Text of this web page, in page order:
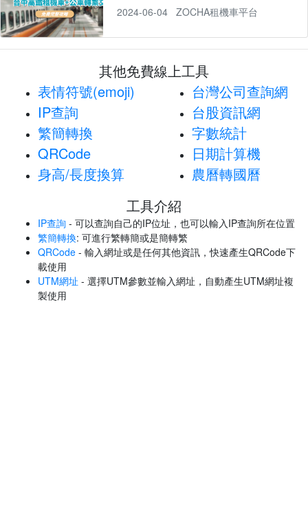
2024-06-04
ZOCHA租機車平台
其他免費線上工具
表情符號(emoji)
IP查詢
繁簡轉換
QRCode
身高/長度換算
台灣公司查詢網
台股資訊網
字數統計
日期計算機
農曆轉國曆
工具介紹
IP查詢 - 可以查詢自己的IP位址，也可以輸入IP查詢所在位置
繁簡轉換: 可進行繁轉簡或是簡轉繁
QRCode - 輸入網址或是任何其他資訊，快速產生QRCode下
載使用
UTM網址 - 選擇UTM參數並輸入網址，自動產生UTM網址複
製使用